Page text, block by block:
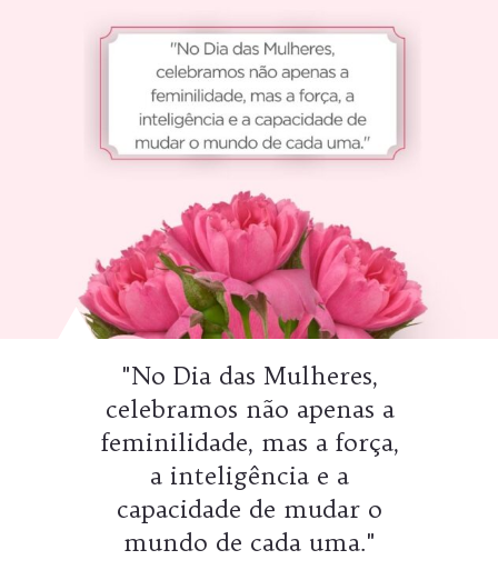
"No Dia das Mulheres,
celebramos não apenas a
feminilidade, mas a força,
a inteligência e a
capacidade de mudar o
mundo de cada uma."